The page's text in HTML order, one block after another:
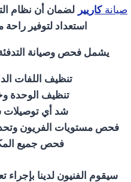
صيانةكاريير لضمان أن نظام
استعداد لتوفير
يشمل فحص وصيانة التدفئة
تنظيف اللفات
تنظيف
شد أي توصيلات
فحص مستويات الفريون
فحص جميع
سيقوم الفنيون لدينا